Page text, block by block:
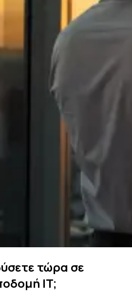
τώρα σε
IT;